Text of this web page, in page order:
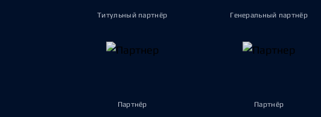
Титульный партнёр Генеральный партнёр
Партнёр Партнёр